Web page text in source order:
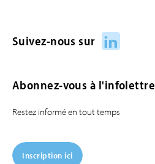
Suivez-nous sur LinkedIn
Abonnez-vous à l'infolettre
Restez informé en tout temps
Inscription ici